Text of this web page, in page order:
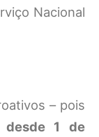
Nacional
– pois
desde 1 de